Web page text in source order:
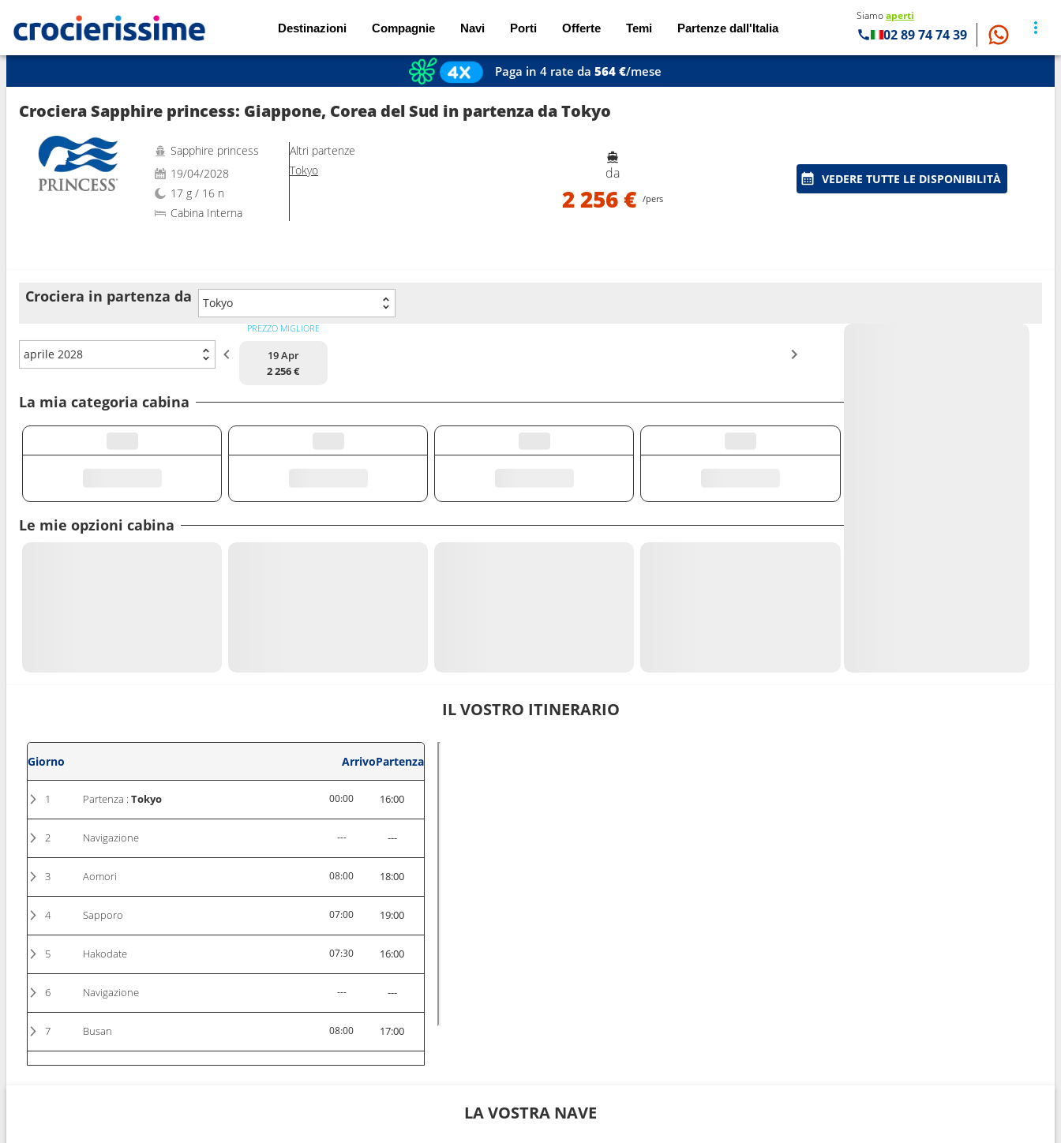
Destinazioni Compagnie Navi Porti Offerte Temi Partenze dall'Italia
Siamoaperti
02 89 74 74 39
Mostra le altre 39 foto
Paga in 4 rate da 564 €/mese
Crociera Sapphire princess: Giappone, Corea del Sud in partenza da Tokyo
Sapphire princess
19/04/2028
17 g / 16 n
Cabina Interna
Altri partenze
Tokyo
da
2 256 € /pers
VEDERE TUTTE LE DISPONIBILITÀ
Crociera in partenza da Tokyo
aprile 2028
PREZZO MIGLIORE
19 Apr
2 256 €
La mia categoria cabina
Le mie opzioni cabina
IL VOSTRO ITINERARIO
Giorno ArrivoPartenza
1 Partenza : Tokyo 00:00 16:00
2 Navigazione --- ---
3 Aomori 08:00 18:00
4 Sapporo 07:00 19:00
5 Hakodate 07:30 16:00
6 Navigazione --- ---
7 Busan 08:00 17:00
8 Nagasaki 07:00 15:00
LA VOSTRA NAVE